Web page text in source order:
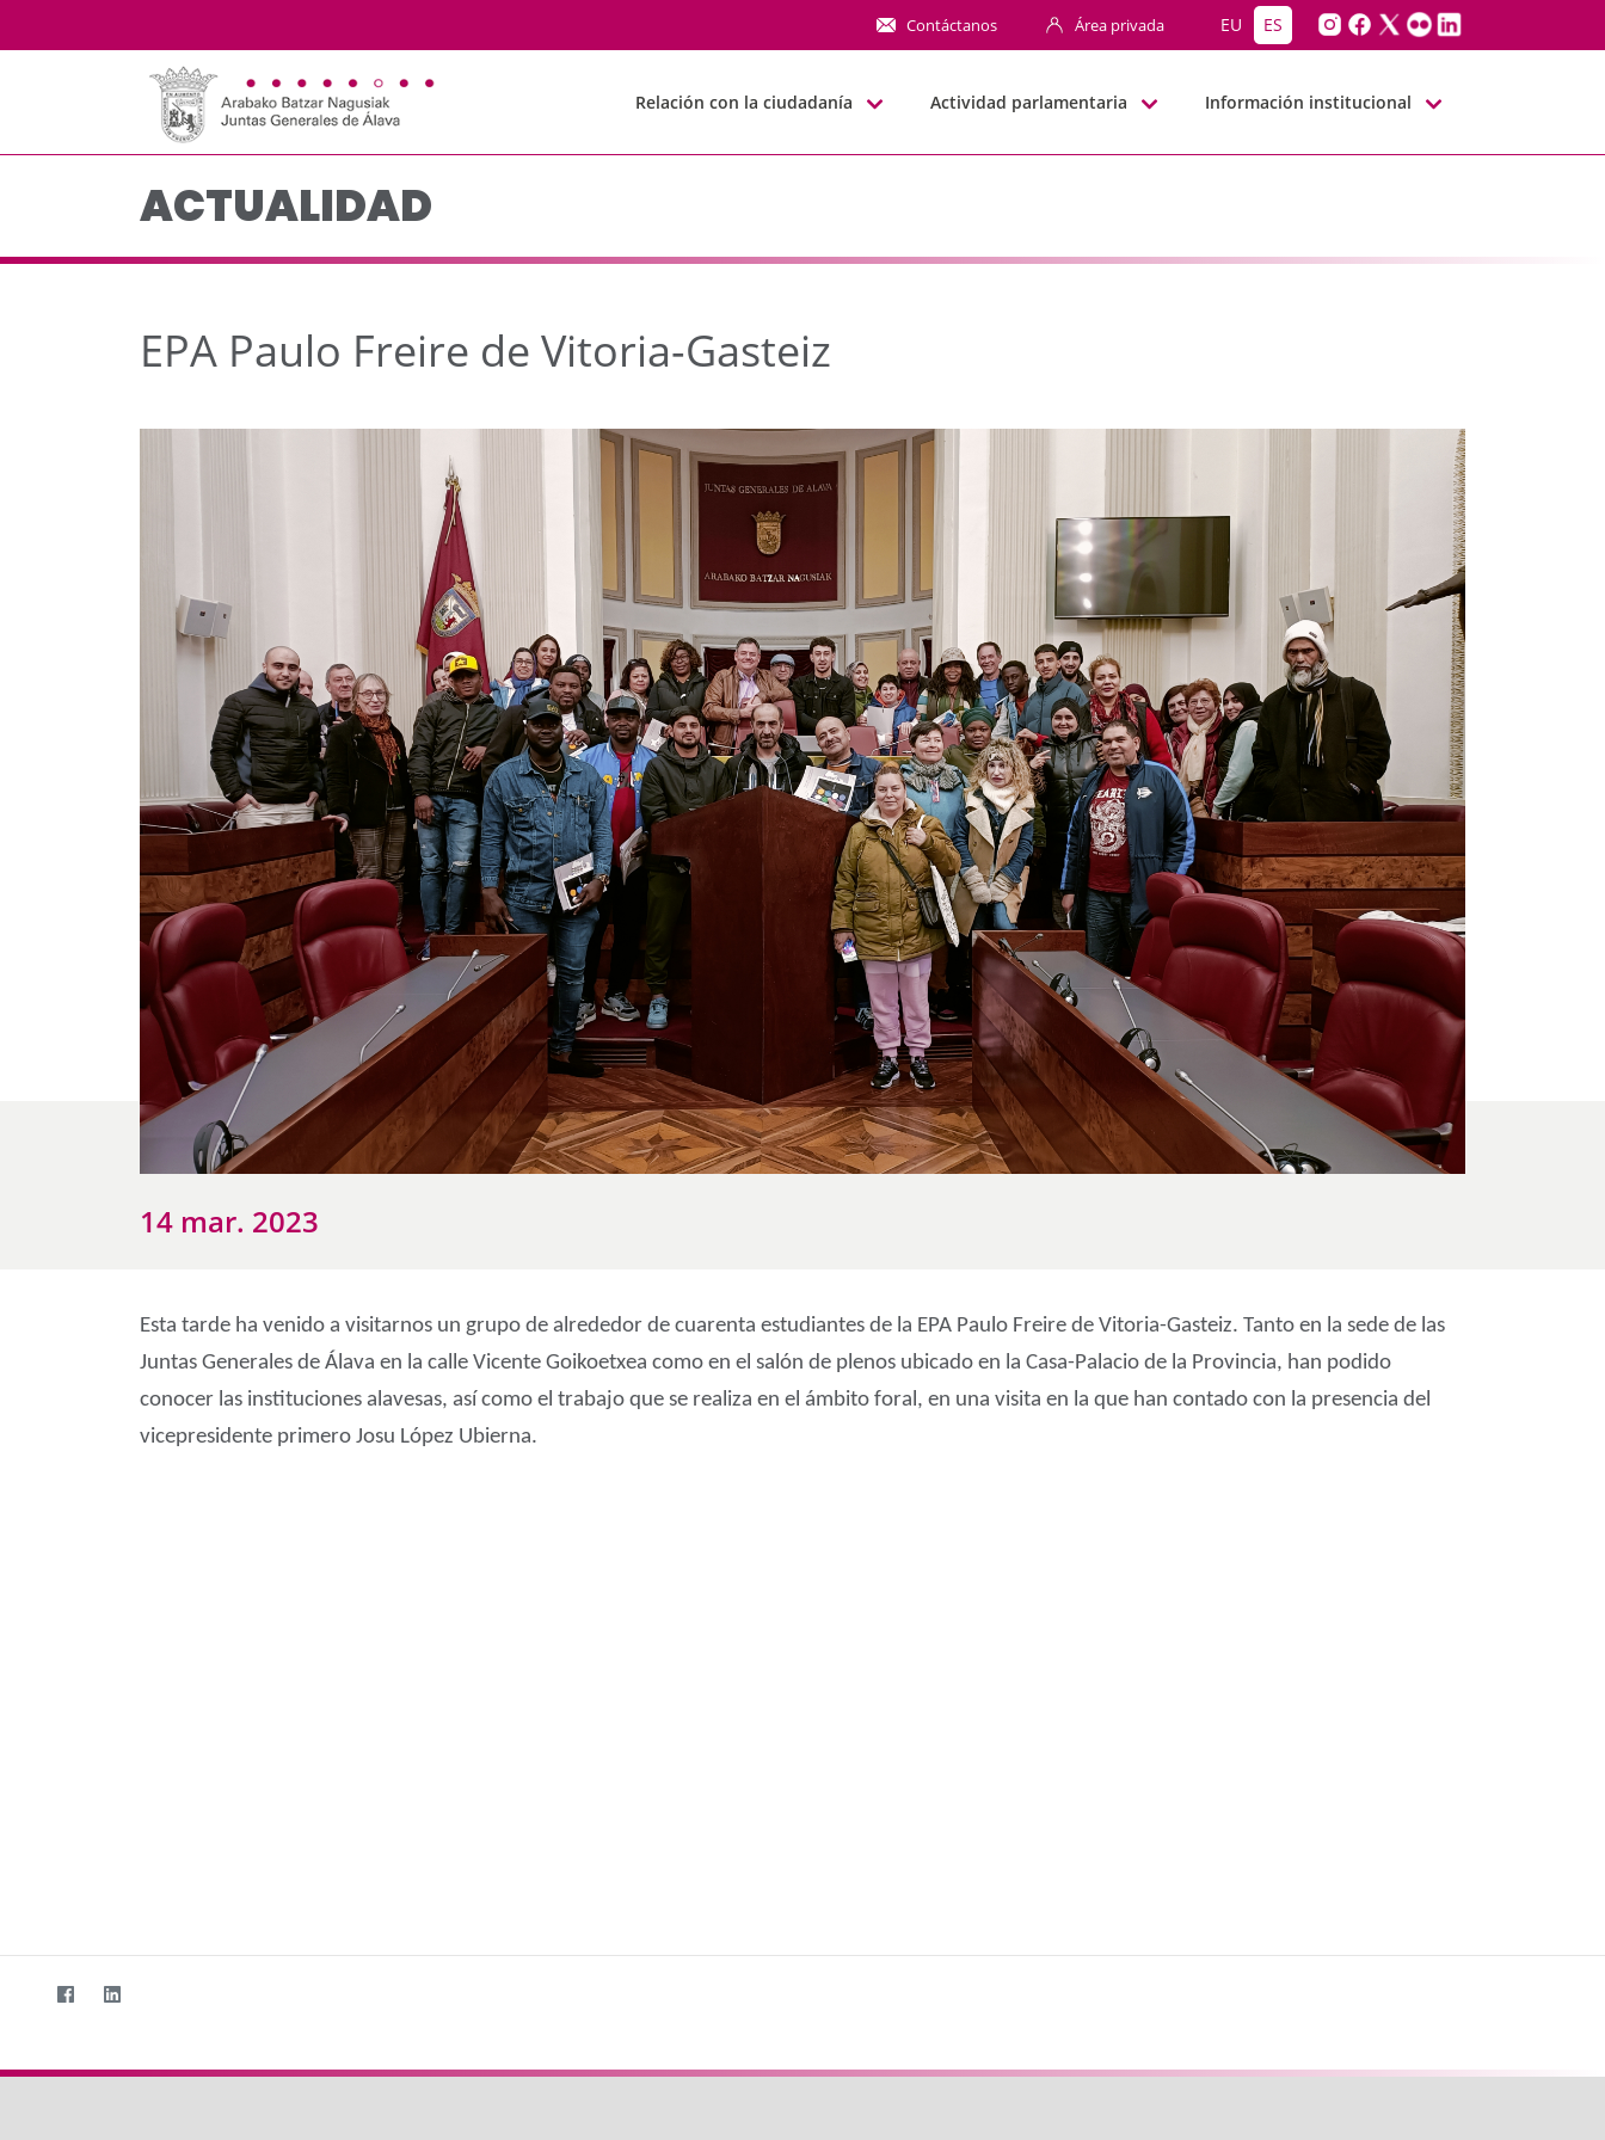
EPA Paulo Freire de Vitoria-Gasteiz - JJGG-BBNN
Contáctanos Área privada EU ES
Relación con la ciudadanía Actividad parlamentaria Información institucional
ACTUALIDAD
EPA Paulo Freire de Vitoria-Gasteiz
14 mar. 2023
Esta tarde ha venido a visitarnos un grupo de alrededor de cuarenta estudiantes de la EPA Paulo Freire de Vitoria-Gasteiz. Tanto en la sede de las
Juntas Generales de Álava en la calle Vicente Goikoetxea como en el salón de plenos ubicado en la Casa-Palacio de la Provincia, han podido
conocer las instituciones alavesas, así como el trabajo que se realiza en el ámbito foral, en una visita en la que han contado con la presencia del
vicepresidente primero Josu López Ubierna.